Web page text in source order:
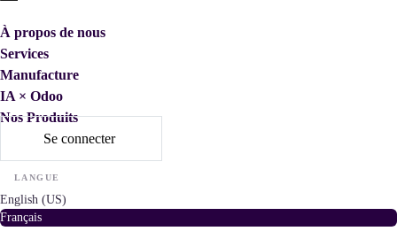
À propos de nous
Services
Manufacture
IA × Odoo
Nos Produits
Se connecter
LANGUE
English (US)
Français